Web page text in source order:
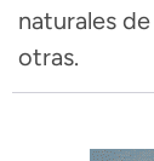
naturales
otras.